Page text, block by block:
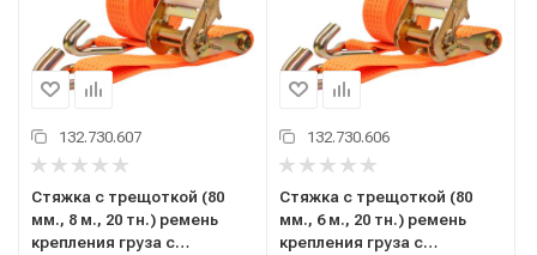
132.730.607
Стяжка с трещоткой (80
мм., 8 м., 20 тн.) ремень
крепления груза с
132.730.606
Стяжка с трещоткой (80
мм., 6 м., 20 тн.) ремень
крепления груза с